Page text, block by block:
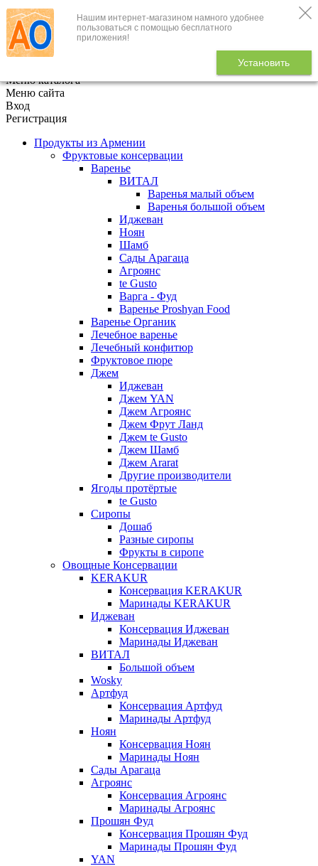
Нашим интернет-магазином намного удобнее
пользоваться с помощью бесплатного
приложения!
Установить
+7 (495) 646-888-1
В корзине
Меню каталога
Меню сайта
Вход
Регистрация
Продукты из Армении
Фруктовые консервации
Варенье
ВИТАЛ
Варенья малый объем
Варенья большой объем
Иджеван
Ноян
Шамб
Сады Арагаца
Агроянс
te Gusto
Варга - Фуд
Варенье Proshyan Food
Варенье Органик
Лечебное варенье
Лечебный конфитюр
Фруктовое пюре
Джем
Иджеван
Джем YAN
Джем Агроянс
Джем Фрут Ланд
Джем te Gusto
Джем Шамб
Джем Ararat
Другие производители
Ягоды протёртые
te Gusto
Сиропы
Дошаб
Разные сиропы
Фрукты в сиропе
Овощные Консервации
KERAKUR
Консервация KERAKUR
Маринады KERAKUR
Иджеван
Консервация Иджеван
Маринады Иджеван
ВИТАЛ
Большой объем
Wosky
Артфуд
Консервация Артфуд
Маринады Артфуд
Ноян
Консервация Ноян
Маринады Ноян
Сады Арагаца
Агроянс
Консервация Агроянс
Маринады Агроянс
Прошян Фуд
Консервация Прошян Фуд
Маринады Прошян Фуд
YAN